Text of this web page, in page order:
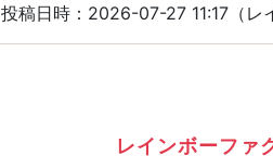
投稿日時：2026-07-27 11:17（レ
レインボーファ